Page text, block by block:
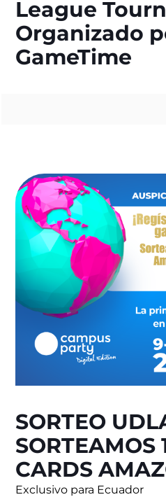
League
Organizado
GameTime
SORTEO
SORTEAMOS
CARDS
Exclusivo para Ecuador